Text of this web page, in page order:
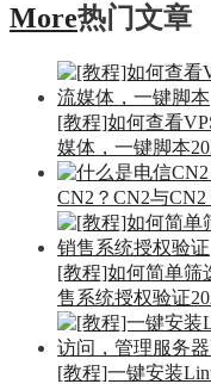
More热门文章
[教程]如何查看
媒体，一键脚本
CN2？CN2与CN2
[教程]如何简单筛
售系统授权验证
[教程]一键安装